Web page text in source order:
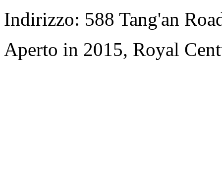
Indirizzo: 588 Tang'an
Aperto in 2015, Royal